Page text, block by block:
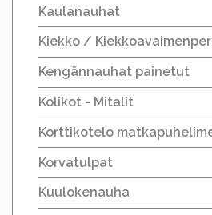
Kaulanauhat
Kiekko /
Kengännauhat painetut
Kolikot - Mitalit
Korttikotelo
Korvatulpat
Kuulokenauha